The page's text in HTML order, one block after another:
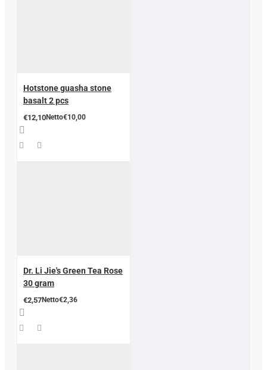
Hotstone guasha stone
basalt 2 pcs
€12,10Netto€10,00
Dr. Li Jie's Green Tea Rose
30 gram
€2,57Netto€2,36